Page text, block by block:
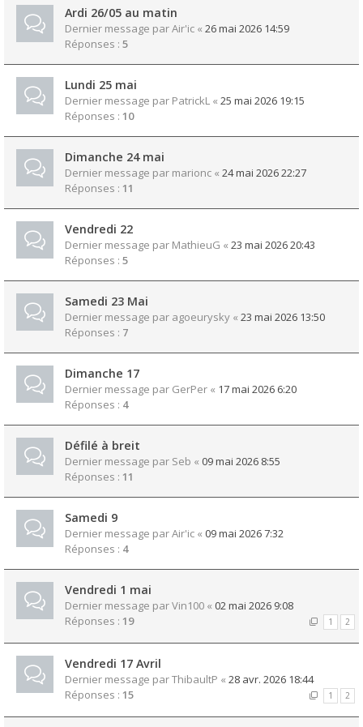
Ardi 26/05 au matin
Dernier message parAir'ic « 26 mai 2026 14:59
Réponses : 5
Lundi 25 mai
Dernier message par PatrickL « 25 mai 2026 19:15
Réponses : 10
Dimanche 24 mai
Dernier message par marionc « 24 mai 2026 22:27
Réponses : 11
Vendredi 22
Dernier message par MathieuG « 23 mai 2026 20:43
Réponses : 5
Samedi 23 Mai
Dernier message par agoeurysky « 23 mai 2026 13:50
Réponses : 7
Dimanche 17
Dernier message par GerPer « 17 mai 2026 6:20
Réponses : 4
Défilé à breit
Dernier message par Seb « 09 mai 2026 8:55
Réponses : 11
Samedi 9
Dernier message parAir'ic « 09 mai 2026 7:32
Réponses : 4
Vendredi 1 mai
Dernier message parVin100 « 02 mai 2026 9:08
Réponses : 19 1 2
Vendredi 17 Avril
Dernier message parThibaultP « 28 avr. 2026 18:44
Réponses : 15 1 2